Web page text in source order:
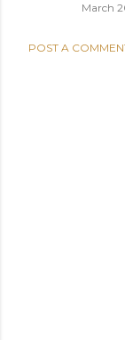
March
POST A